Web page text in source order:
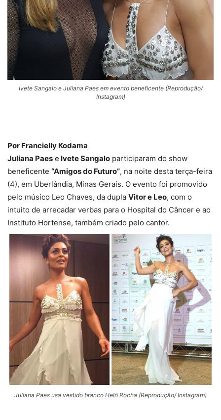
Ivete Sangalo e Juliana Paes em evento beneficente (Reprodução/
Instagram)
Por Francielly Kodama
Juliana Paes e Ivete Sangalo participaram do show
beneficente “Amigos do Futuro”, na noite desta terça-feira
(4), em Uberlândia, Minas Gerais. O evento foi promovido
pelo músico Leo Chaves, da dupla Vitor e Leo, com o
intuito de arrecadar verbas para o Hospital do Câncer e ao
Instituto Hortense, também criado pelo cantor.
Juliana Paes usa vestido branco Helô Rocha (Reprodução/ Instagram)